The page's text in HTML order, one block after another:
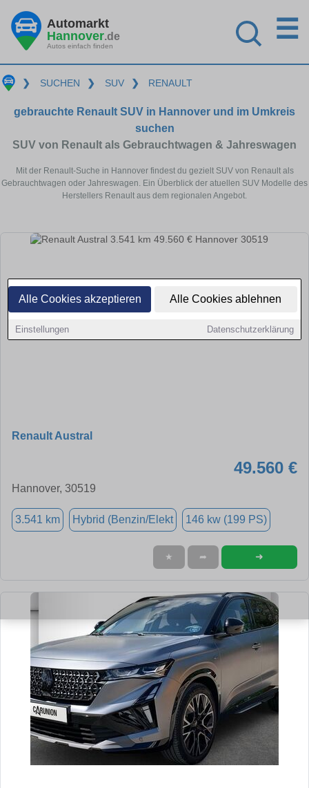
Alle Cookies akzeptieren Alle Cookies ablehnen
Einstellungen Datenschutzerklärung
Automarkt
Hannover.de
Autos einfach finden
☰
❯ SUCHEN ❯ SUV ❯ RENAULT
gebrauchte Renault SUV in Hannover und im Umkreis
suchen
SUV von Renault als Gebrauchtwagen & Jahreswagen
Mit der Renault-Suche in Hannover findest du gezielt SUV von Renault als
Gebrauchtwagen oder Jahreswagen. Ein Überblick der atuellen SUV Modelle des
Herstellers Renault aus dem regionalen Angebot.
Renault Austral
49.560 €
Hannover, 30519
3.541 km Hybrid (Benzin/Elekt 146 kw (199 PS)
★ ➦ ➜